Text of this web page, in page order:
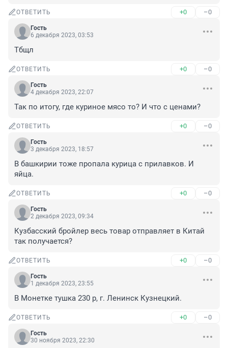
ОТВЕТИТЬ +0 –0
Гость
6 декабря 2023, 03:53
Тбщл
ОТВЕТИТЬ +0 –0
Гость
4 декабря 2023, 22:07
Так по итогу, где куриное мясо то? И что с ценами?
ОТВЕТИТЬ +0 –0
Гость
3 декабря 2023, 18:57
В башкирии тоже пропала курица с прилавков. И
яйца.
ОТВЕТИТЬ +0 –0
Гость
2 декабря 2023, 09:34
Кузбасский бройлер весь товар отправляет в Китай
так получается?
ОТВЕТИТЬ +0 –0
Гость
1 декабря 2023, 23:55
В Монетке тушка 230 р, г. Ленинск Кузнецкий.
ОТВЕТИТЬ +0 –0
Гость
30 ноября 2023, 22:30